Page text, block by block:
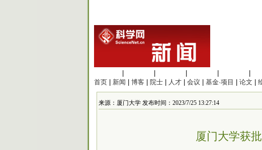
首页
新闻 博客 院士 人才 会议 基金·项目 论文
来源：厦门大学 发布时间：2023/7/25 13:27:14
厦门大学获